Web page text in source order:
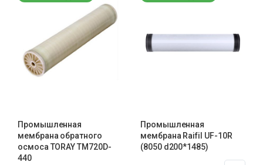
Промышленная
мембрана обратного
осмоса TORAY TM720D-
440
Промышленная
мембрана Raifil UF-10R
(8050 d200*1485)